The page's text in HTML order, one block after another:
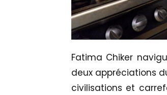
Fatima Chiker
deux appréciations
civilisations et